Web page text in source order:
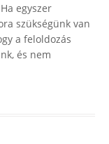
egyszer
szükségünk van
a feloldozás
és nem